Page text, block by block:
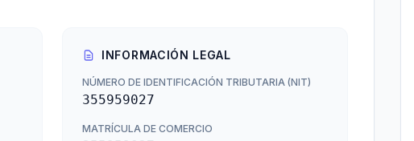
INFORMACIÓN LEGAL
NÚMERO DE IDENTIFICACIÓN TRIBUTARIA (NIT)
355959027
MATRÍCULA DE COMERCIO